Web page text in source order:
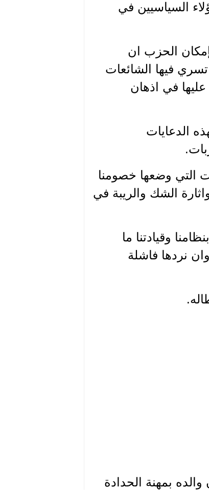
السياسيين في
الحزب ان
فيها الشائعات
في اذهان
الدعايات
التي وضعها خصومنا
الشك والريبة في
وقيادتنا ما
نردها فاشلة
بمهنة الحدادة